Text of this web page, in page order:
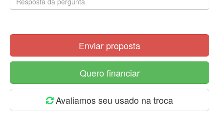
Enviar proposta
Quero financiar
Avaliamos seu usado na troca